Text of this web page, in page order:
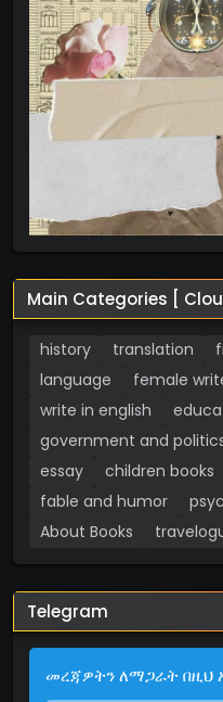
Main Categories [
history translation
language
female
write in english
government and
essay
children books
fable and humor
About Books
Telegram
መረጃዎትን ለማጋራት በዚህ